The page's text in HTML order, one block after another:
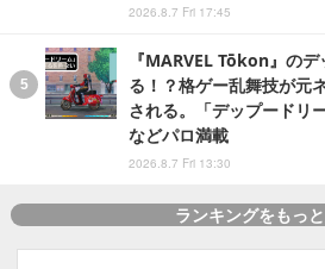
2026.8.7 Fri 17:45
『MARVEL Tōkon』の
る！？格ゲー乱舞技が元
される。「デップードリ
などパロ満載
2026.8.7 Fri 13:30
ランキングをもっ